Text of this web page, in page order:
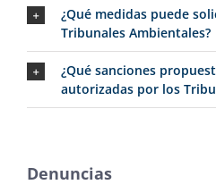
¿Qué medidas puede
Tribunales Ambientales?
¿Qué sanciones
autorizadas por los
Denuncias